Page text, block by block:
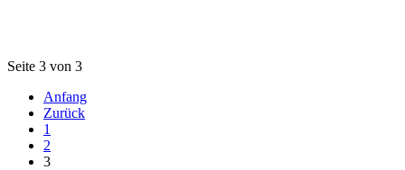
Seite 3 von 3
Anfang
Zurück
1
2
3